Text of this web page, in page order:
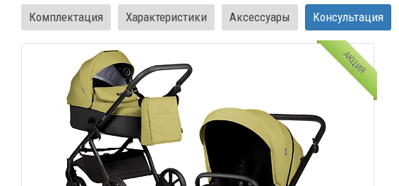
Комплектация Характеристики Аксессуары Консультация
АКЦИЯ